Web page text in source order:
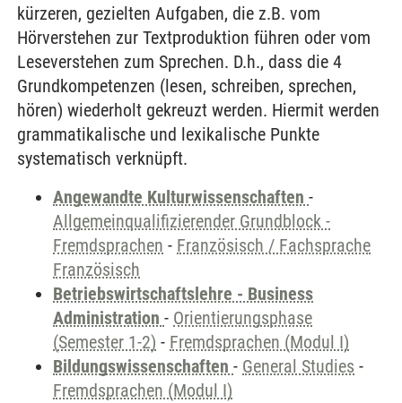
kürzeren, gezielten Aufgaben, die z.B. vom
Hörverstehen zur Textproduktion führen oder vom
Leseverstehen zum Sprechen. D.h., dass die 4
Grundkompetenzen (lesen, schreiben, sprechen,
hören) wiederholt gekreuzt werden. Hiermit werden
grammatikalische und lexikalische Punkte
systematisch verknüpft.
Angewandte Kulturwissenschaften -
Allgemeinqualifizierender Grundblock -
Fremdsprachen - Französisch / Fachsprache
Französisch
Betriebswirtschaftslehre - Business
Administration - Orientierungsphase
(Semester 1-2) - Fremdsprachen (Modul I)
Bildungswissenschaften - General Studies -
Fremdsprachen (Modul I)